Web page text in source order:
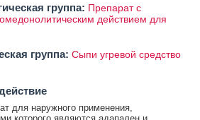
группа: Препарат с
действием для
группа: Сыпи угревой средство
для наружного применения,